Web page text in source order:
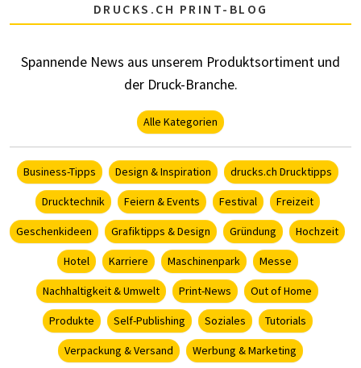
DRUCKS.CH PRINT-BLOG
Spannende News aus unserem Produktsortiment und
der Druck-Branche.
Alle Kategorien
Business-Tipps Design & Inspiration drucks.ch Drucktipps
Drucktechnik Feiern & Events Festival Freizeit
Geschenkideen Grafiktipps & Design Gründung Hochzeit
Hotel Karriere Maschinenpark Messe
Nachhaltigkeit & Umwelt Print-News Out of Home
Produkte Self-Publishing Soziales Tutorials
Verpackung & Versand Werbung & Marketing